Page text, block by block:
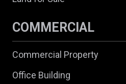
COMMERCIAL
Commercial Property
Office Building